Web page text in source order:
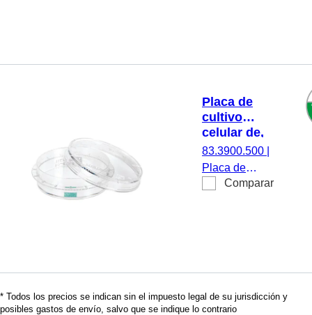
adherente,
color de la
amarillo, TC
Tested, 10
unidades/bolsa
Placa de
cultivo
celular de,
(ØxAl): 35 x
10 mm,
superficie:
Suspensión
83.3900.500
Placa de
cultivo celular
suspensión,
Comparar
* Todos los precios se indican sin el impuesto legal de su jurisdicción y
posibles gastos de envío, salvo que se indique lo contrario